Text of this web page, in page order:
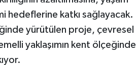
hedeflerine katkı sağlayacak.
yürütülen proje, çevresel
yaklaşımın kent ölçeğinde